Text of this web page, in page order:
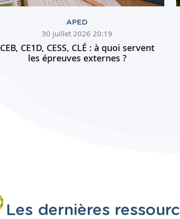
APED
30 juillet 2026 20:19
CEB, CE1D, CESS, CLÉ : à quoi servent
les épreuves externes ?
Les dernières